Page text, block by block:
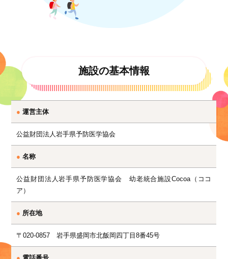
施設の基本情報
● 運営主体
公益財団法人岩手県予防医学協会
● 名称
公益財団法人岩手県予防医学協会 幼老統合施設Cocoa（ココ
ア）
● 所在地
〒020-0857 岩手県盛岡市北飯岡四丁目8番45号